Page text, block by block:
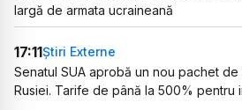
largă de armata ucraineană
17:11Știri Externe
Senatul SUA aprobă un nou pachet
Rusiei. Tarife de până la 500% pentru